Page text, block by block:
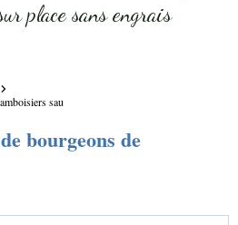
place sans engrais
sau
bourgeons de